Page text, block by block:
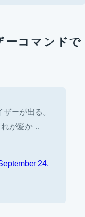
ーコマンドで
ーが出る。
れが愛か…
24,